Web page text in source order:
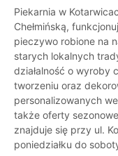
Piekarnia w
Chełmińską,
pieczywo robione na
starych lokalnych
działalność o wyroby
tworzeniu oraz
personalizowanych
także oferty
znajduje się przy ul.
poniedziałku do